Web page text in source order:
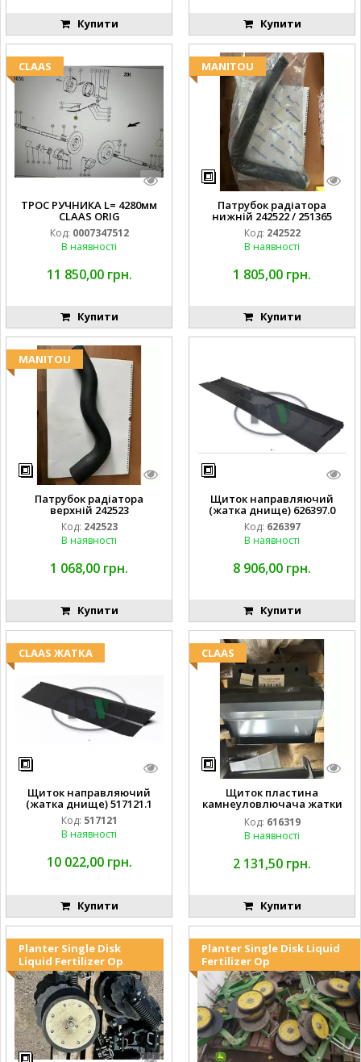
Купити Купити
CLAAS
ТРОС РУЧНИКА L= 4280мм
CLAAS ORIG
Код: 0007347512
В наявності
11 850,00 грн.
Купити
MANITOU
Патрубок радіатора
нижній 242522 / 251365
Код: 242522
В наявності
1 805,00 грн.
Купити
MANITOU
Патрубок радіатора
верхній 242523
Код: 242523
В наявності
1 068,00 грн.
Купити
Щиток направляючий
(жатка днище) 626397.0
Код: 626397
В наявності
8 906,00 грн.
Купити
CLAAS ЖАТКА
Щиток направляючий
(жатка днище) 517121.1
Код: 517121
В наявності
10 022,00 грн.
Купити
CLAAS
Щиток пластина
камнеуловлючача жатки
FLEX CAT CLAAS
Код: 616319
В наявності
2 131,50 грн.
Купити
Planter Single Disk
Liquid Fertilizer Op
Planter Single Disk Liquid
Fertilizer Op